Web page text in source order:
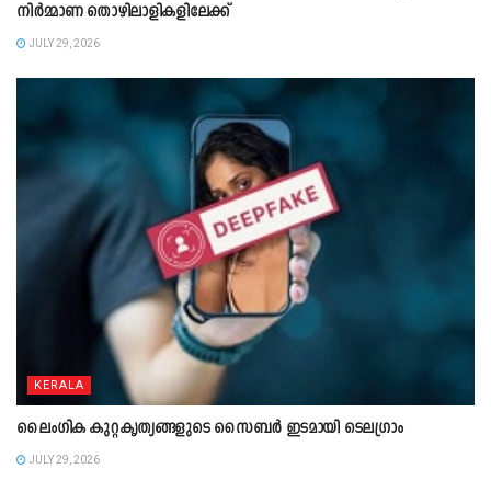
നിർമ്മാണ തൊഴിലാളികളിലേക്ക്
JULY 29, 2026
KERALA
ലൈംഗിക കുറ്റകൃത്യങ്ങളുടെ സൈബർ ഇടമായി ടെലഗ്രാം
JULY 29, 2026